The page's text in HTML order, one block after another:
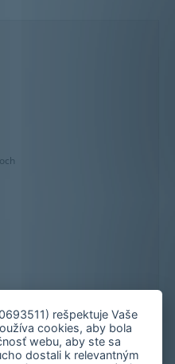
rešpektuje Vaše
cookies, aby bola
webu, aby ste sa
dostali k relevantným